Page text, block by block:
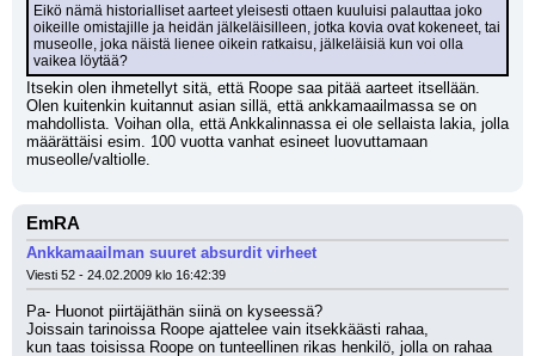
Eikö nämä historialliset aarteet yleisesti ottaen kuuluisi palauttaa joko
oikeille omistajille ja heidän jälkeläisilleen, jotka kovia ovat kokeneet, tai
museolle, joka näistä lienee oikein ratkaisu, jälkeläisiä kun voi olla
vaikea löytää?
Itsekin olen ihmetellyt sitä, että Roope saa pitää aarteet itsellään.
Olen kuitenkin kuitannut asian sillä, että ankkamaailmassa se on
mahdollista. Voihan olla, että Ankkalinnassa ei ole sellaista lakia, jolla
määrättäisi esim. 100 vuotta vanhat esineet luovuttamaan
museolle/valtiolle.
EmRA
Ankkamaailman suuret absurdit virheet
Viesti 52 - 24.02.2009 klo 16:42:39
Pa- Huonot piirtäjäthän siinä on kyseessä?
Joissain tarinoissa Roope ajattelee vain itsekkäästi rahaa,
kun taas toisissa Roope on tunteellinen rikas henkilö, jolla on rahaa